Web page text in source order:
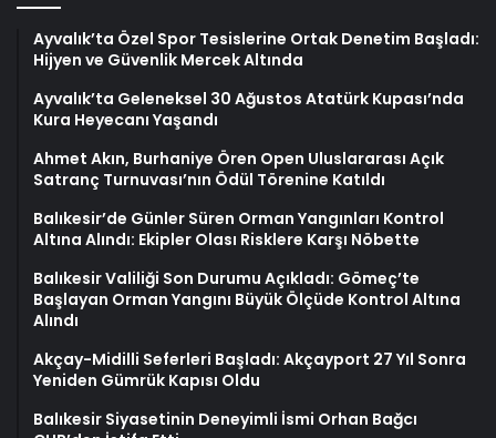
Ayvalık’ta Özel Spor Tesislerine Ortak Denetim Başladı:
Hijyen ve Güvenlik Mercek Altında
Ayvalık’ta Geleneksel 30 Ağustos Atatürk Kupası’nda
Kura Heyecanı Yaşandı
Ahmet Akın, Burhaniye Ören Open Uluslararası Açık
Satranç Turnuvası’nın Ödül Törenine Katıldı
Balıkesir’de Günler Süren Orman Yangınları Kontrol
Altına Alındı: Ekipler Olası Risklere Karşı Nöbette
Balıkesir Valiliği Son Durumu Açıkladı: Gömeç’te
Başlayan Orman Yangını Büyük Ölçüde Kontrol Altına
Alındı
Akçay-Midilli Seferleri Başladı: Akçayport 27 Yıl Sonra
Yeniden Gümrük Kapısı Oldu
Balıkesir Siyasetinin Deneyimli İsmi Orhan Bağcı